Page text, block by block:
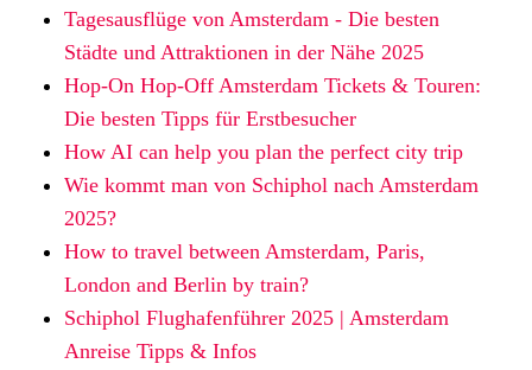
Tagesausflüge von Amsterdam - Die besten
Städte und Attraktionen in der Nähe 2025
Hop-On Hop-Off Amsterdam Tickets & Touren:
Die besten Tipps für Erstbesucher
How AI can help you plan the perfect city trip
Wie kommt man von Schiphol nach Amsterdam
2025?
How to travel between Amsterdam, Paris,
London and Berlin by train?
Schiphol Flughafenführer 2025 | Amsterdam
Anreise Tipps & Infos